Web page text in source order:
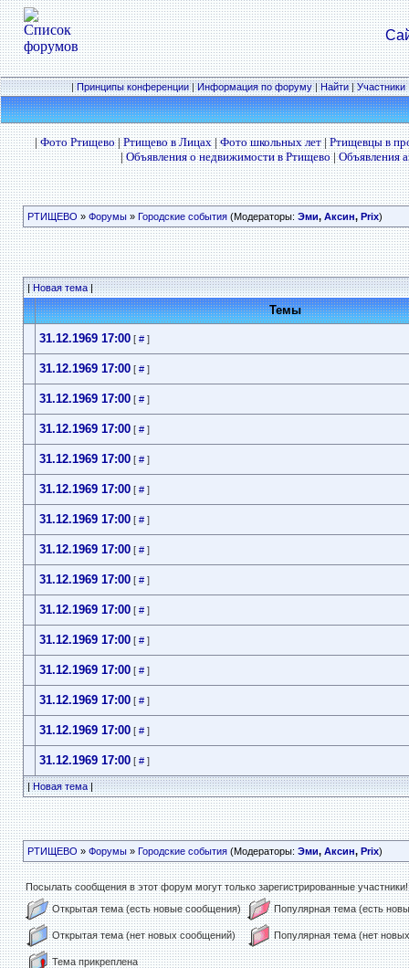
|Принципы конференции|Информация по форуму|Найти|Участники
|Фото Ртищево|Ртищево в Лицах|Фото школьных лет|Ртищевцы в
|Объявления о недвижимости в Ртищево|Объявления
РТИЩЕВО » Форумы» Городские события(Модераторы: Эми, Аксин, Prix)
|Новая тема|
Темы
31.12.1969 17:00[ #]
31.12.1969 17:00[ #]
31.12.1969 17:00[ #]
31.12.1969 17:00[ #]
31.12.1969 17:00[ #]
31.12.1969 17:00[ #]
31.12.1969 17:00[ #]
31.12.1969 17:00[ #]
31.12.1969 17:00[ #]
31.12.1969 17:00[ #]
31.12.1969 17:00[ #]
31.12.1969 17:00[ #]
31.12.1969 17:00[ #]
31.12.1969 17:00[ #]
31.12.1969 17:00[ #]
|Новая тема|
РТИЩЕВО » Форумы» Городские события(Модераторы: Эми, Аксин, Prix)
Посылать сообщения в этот форум могут только зарегистрированные участники!
Открытая тема (есть новые сообщения)
Популярная тема (есть
Открытая тема (нет новых сообщений) Популярная тема (нет
Тема прикреплена